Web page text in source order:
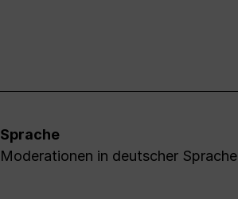
Sprache
Moderationen in deutscher Sprache